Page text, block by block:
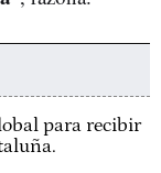
para recibir